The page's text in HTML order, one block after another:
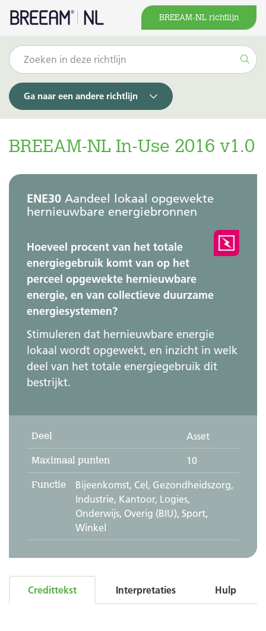
BREEAM-NL richtlijn
Ga naar een andere richtlijn
BREEAM-NL In-Use 2016 v1.0
ENE30 Aandeel lokaal opgewekte
hernieuwbare energiebronnen
Hoeveel procent van het totale
energiegebruik komt van op het
perceel opgewekte hernieuwbare
energie, en van collectieve duurzame
energiesystemen?
Stimuleren dat hernieuwbare energie
lokaal wordt opgewekt, en inzicht in welk
deel van het totale energiegebruik dit
bestrijkt.
Deel Asset
Maximaal punten 10
Functie
Bijeenkomst, Cel, Gezondheidszorg,
Industrie, Kantoor, Logies,
Onderwijs, Overig (BIU), Sport,
Winkel
Credittekst Interpretaties Hulp